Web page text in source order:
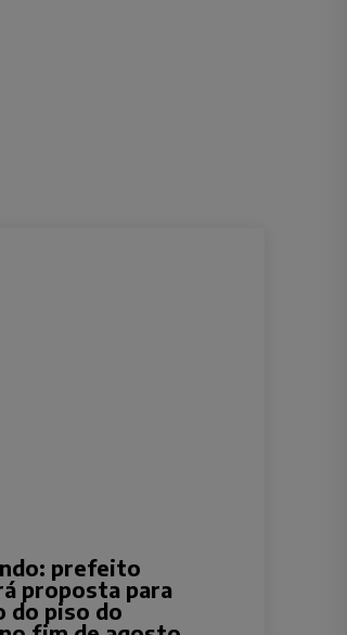
prefeito
proposta para
do piso do